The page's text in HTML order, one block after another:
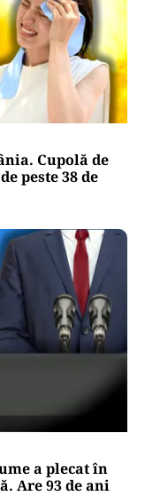
Cupolă de
peste 38 de
a plecat în
Are 93 de ani